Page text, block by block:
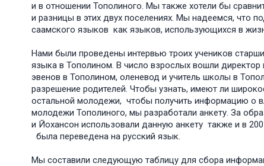
и в отношении Тополиного. Мы также хотели бы
и разницы в этих двух поселениях. Мы надеемся, что
саамского языков как языков, использующихся в
Нами были проведены интервью троих учеников
языка в Тополином. В число взрослых вошли
эвенов в Тополином, оленевод и учитель школы в
разрешение родителей. Чтобы узнать, имеют ли
остальной молодежи, чтобы получить информацию о
молодежи Тополиного, мы разработали анкету. За
и Йохансон использовали данную анкету также и в
была переведена на русский язык.
Мы составили следующую таблицу для сбора